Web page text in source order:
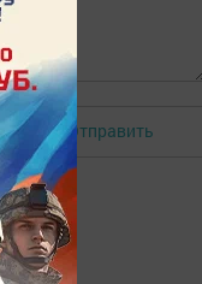
Отправить